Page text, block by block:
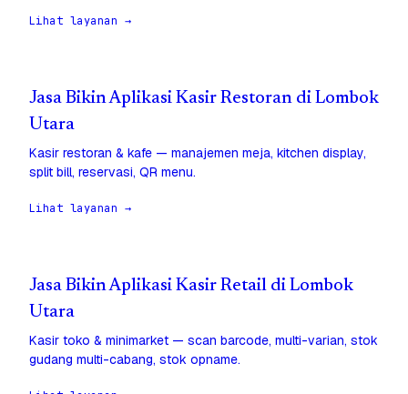
Lihat layanan →
Jasa Bikin Aplikasi Kasir Restoran di Lombok
Utara
Kasir restoran & kafe — manajemen meja, kitchen display,
split bill, reservasi, QR menu.
Lihat layanan →
Jasa Bikin Aplikasi Kasir Retail di Lombok
Utara
Kasir toko & minimarket — scan barcode, multi-varian, stok
gudang multi-cabang, stok opname.